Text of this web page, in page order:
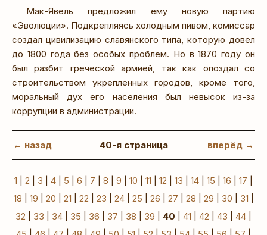
Мак-Явель предложил ему новую партию
«Эволюции». Подкрепляясь холодным пивом, комиссар
создал цивилизацию славянского типа, которую довел
до 1800 года без особых проблем. Но в 1870 году он
был разбит греческой армией, так как опоздал со
строительством укрепленных городов, кроме того,
моральный дух его населения был невысок из-за
коррупции в администрации.
← назад 40-я страница вперёд →
1 2 3 4 5 6 7 8 9 10 11 12 13 14 15 16 17
18
19 20 21 22 23 24| 25 26 27 28 29 30 31
32
33 34 35 36 37 38 39 40 41 42 43 44